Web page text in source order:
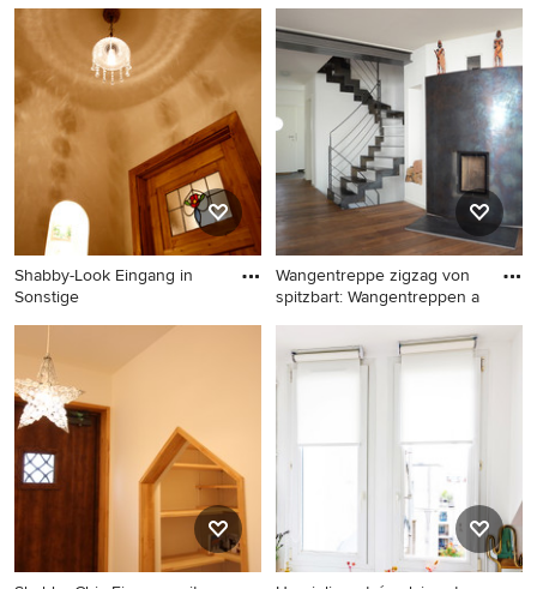
Shabby-Style Eingang in
Alicante-Costa Blanca
Mittelgroßer Shabby-Chic
Eingang mit Korridor, beiger
Wandfarbe, hellem
Holzboden, Einzeltür, heller
Holzhaustür und braunem
Boden in Straßburg
Shabby-Look Eingang in
Sonstige
Shabby-Look Eingang in
Sonstige
Wangentreppe zigzag von
spitzbart: Wangentreppen a
Shabby-Look Eingang in
München